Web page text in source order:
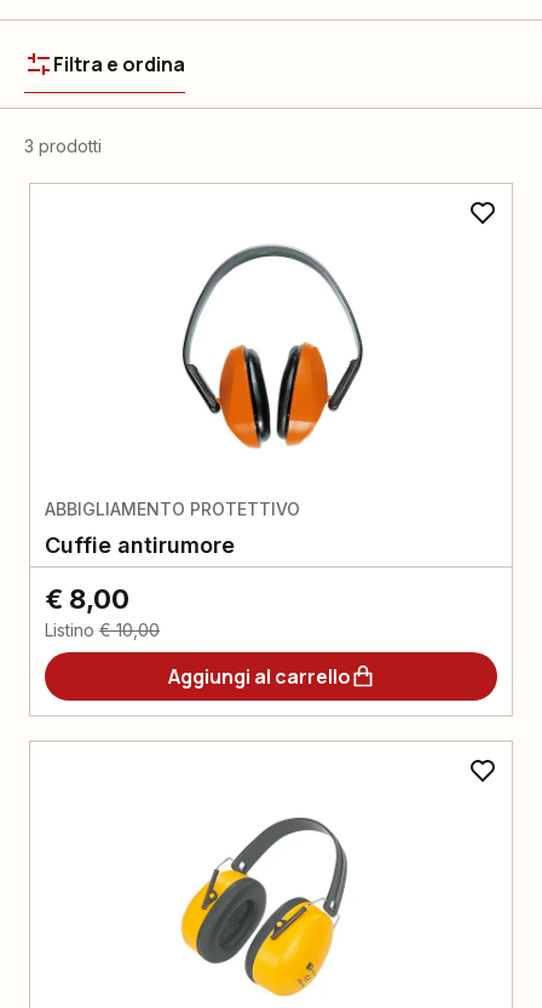
Filtra e ordina
3 prodotti
ABBIGLIAMENTO PROTETTIVO
Cuffie antirumore
€ 8,00
Listino € 10,00
Aggiungi al carrello